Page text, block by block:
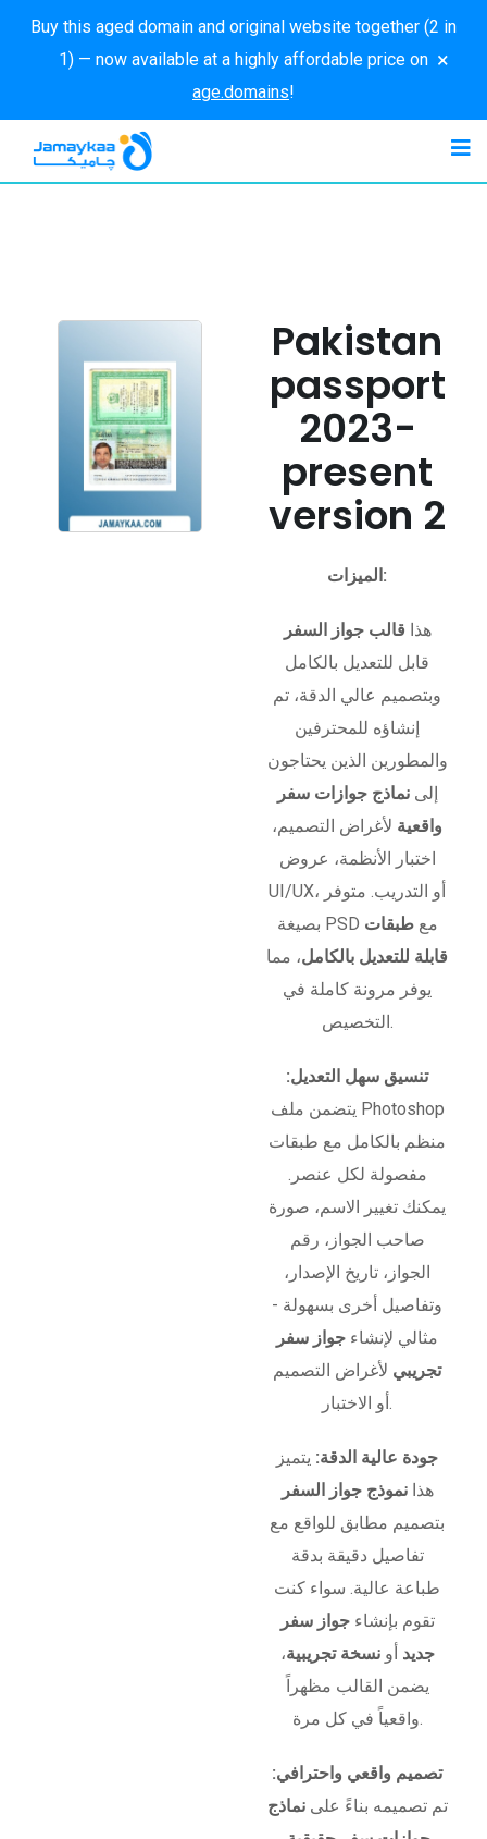
Buy this aged domain and original website together (2 in
1) — now available at a highly affordable price on
age.domains!
×
Pakistan
passport
2023-
present
version 2
الميزات:
هذا قالب جواز السفر
قابل للتعديل بالكامل
وبتصميم عالي الدقة، تم
إنشاؤه للمحترفين
والمطورين الذين يحتاجون
إلىنماذج جوازات سفر
واقعية لأغراض التصميم،
اختبار الأنظمة، عروض
UI/UX، أو التدريب. متوفر
بصيغة PSD معطبقات
قابلة للتعديل بالكامل، مما
يوفر مرونة كاملة في
التخصيص.
تنسيق سهل التعديل:
يتضمن ملف Photoshop
منظم بالكامل مع طبقات
مفصولة لكل عنصر.
يمكنك تغيير الاسم، صورة
صاحب الجواز، رقم
الجواز، تاريخ الإصدار،
وتفاصيل أخرى بسهولة -
مثالي لإنشاء جواز سفر
تجريبي لأغراض التصميم
أو الاختبار.
جودة عالية الدقة: يتميز
هذانموذج جواز السفر
بتصميم مطابق للواقع مع
تفاصيل دقيقة بدقة
طباعة عالية. سواء كنت
تقوم بإنشاءجواز سفر
جديد أونسخة تجريبية،
يضمن القالب مظهراً
واقعياً في كل مرة.
تصميم واقعي واحترافي:
تم تصميمه بناءً علىنماذج